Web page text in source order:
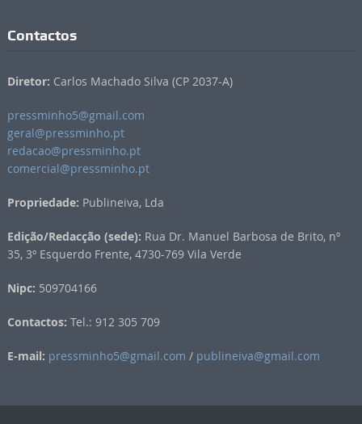
Contactos
Diretor: Carlos Machado Silva (CP 2037-A)
pressminho5@gmail.com
geral@pressminho.pt
redacao@pressminho.pt
comercial@pressminho.pt
Propriedade: Publineiva, Lda
Edição/Redacção (sede): Rua Dr. Manuel Barbosa de Brito, nº
35, 3º Esquerdo Frente, 4730-769 Vila Verde
Nipc: 509704166
Contactos: Tel.: 912 305 709
E-mail: pressminho5@gmail.com / publineiva@gmail.com